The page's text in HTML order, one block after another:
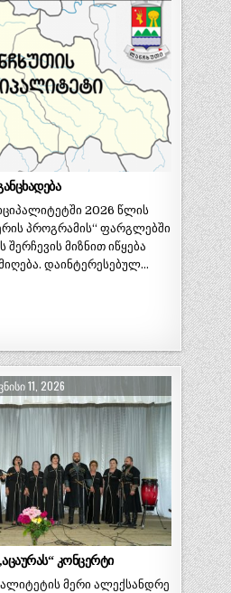
2026 წლის
პროგრამის“ ფარგლებში
მიზნით იწყება
დაინტერესებულ…
11, 2026
კონცერტი
მერი ალექსანდრე